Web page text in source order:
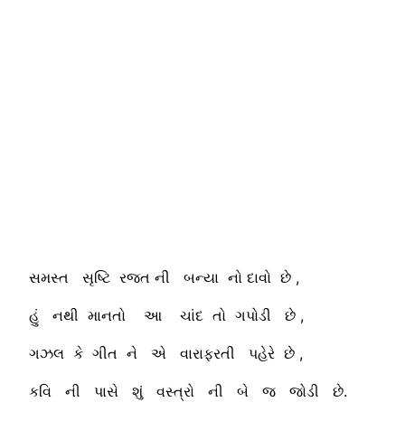
સમસ્ત સૃષ્ટિ રજત ની બન્યા નો દાવો છે ,
હું નથી માનતો આ ચાંદ તો ગપોડી છે ,
ગઝલ કે ગીત ને એ વારાફરતી પહેરે છે ,
કવિ ની પાસે શું વસ્ત્રો ની બે જ જોડી છે.